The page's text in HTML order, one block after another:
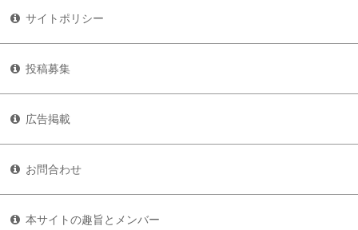
サイトポリシー
投稿募集
広告掲載
お問合わせ
本サイトの趣旨とメンバー